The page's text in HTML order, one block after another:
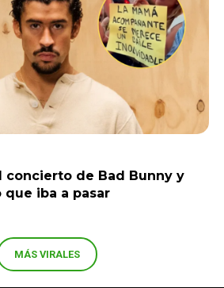
concierto de Bad Bunny y
iba a pasar
MÁS VIRALES